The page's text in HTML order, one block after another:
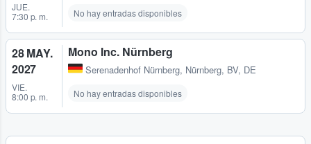
JUE.
7:30 p. m.
No hay entradas disponibles
28 MAY.
2027
VIE.
8:00 p. m.
Mono Inc. Nürnberg
Serenadenhof Nürnberg, Nürnberg, BV, DE
No hay entradas disponibles